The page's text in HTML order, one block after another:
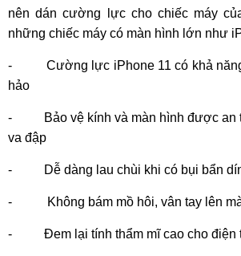
nên dán cường lực cho chiếc máy
những chiếc máy có màn hình lớn như
-
Cường lực iPhone 11 có khả
hảo
-
Bảo vệ kính và màn hình được an
va đập
- Dễ dàng lau chùi khi có bụi bẩn
- Không bám mồ hôi, vân tay lên
- Đem lại tính thẩm mĩ cao cho điện